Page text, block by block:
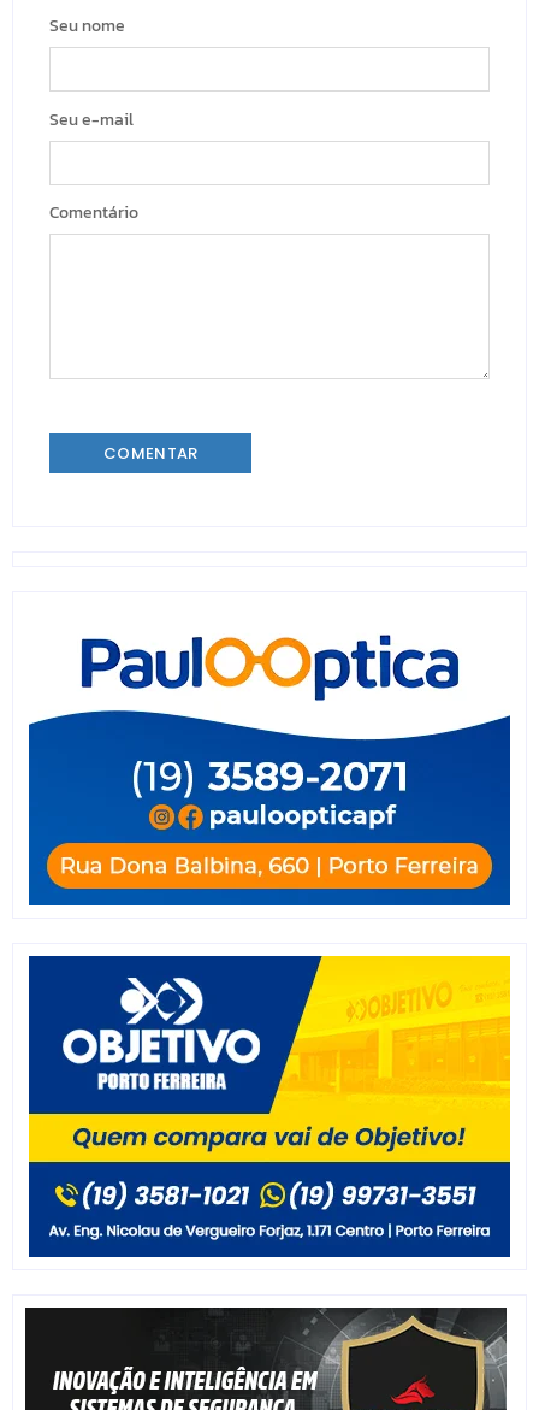
Seu nome
Seu e-mail
Comentário